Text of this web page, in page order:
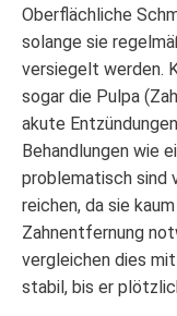
Oberflächliche
solange sie
versiegelt werden.
sogar die Pulpa
akute
Behandlungen wie
problematisch sind
reichen, da sie
Zahnentfernung
vergleichen dies
stabil, bis er